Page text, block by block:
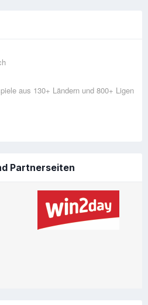
aus 130+ Ländern und 800+ Ligen
Partnerseiten